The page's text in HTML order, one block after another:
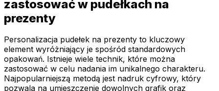
zastosować w pudełkach na
prezenty
Personalizacja pudełek na prezenty to kluczowy
element wyróżniający je spośród standardowych
opakowań. Istnieje wiele technik, które można
zastosować w celu nadania im unikalnego charakteru.
Najpopularniejszą metodą jest nadruk cyfrowy, który
pozwala na umieszczenie dowolnych grafik oraz